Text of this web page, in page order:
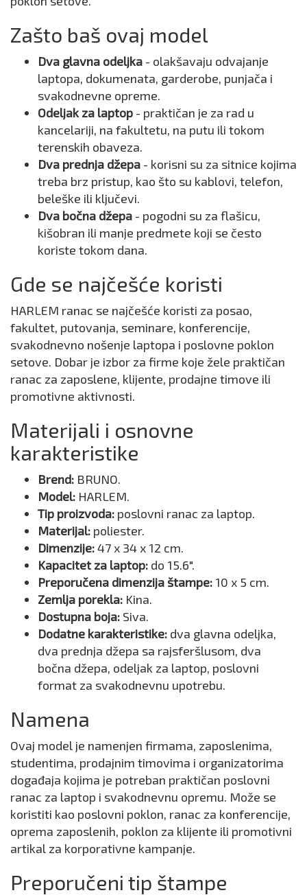
Zašto baš ovaj model
Dva glavna odeljka - olakšavaju odvajanje
laptopa, dokumenata, garderobe, punjača i
svakodnevne opreme.
Odeljak za laptop - praktičan je za rad u
kancelariji, na fakultetu, na putu ili tokom
terenskih obaveza.
Dva prednja džepa - korisni su za sitnice kojima
treba brz pristup, kao što su kablovi, telefon,
beleške ili ključevi.
Dva bočna džepa - pogodni su za flašicu,
kišobran ili manje predmete koji se često
koriste tokom dana.
Gde se najčešće koristi
HARLEM ranac se najčešće koristi za posao,
fakultet, putovanja, seminare, konferencije,
svakodnevno nošenje laptopa i poslovne poklon
setove. Dobar je izbor za firme koje žele praktičan
ranac za zaposlene, klijente, prodajne timove ili
promotivne aktivnosti.
Materijali i osnovne
karakteristike
Brend: BRUNO.
Model: HARLEM.
Tip proizvoda: poslovni ranac za laptop.
Materijal: poliester.
Dimenzije:47 x 34 x 12 cm.
Kapacitet za laptop: do 15.6".
Preporučena dimenzija štampe: 10 x 5 cm.
Zemlja porekla: Kina.
Dostupna boja: Siva.
Dodatne karakteristike: dva glavna odeljka,
dva prednja džepa sa rajsferšlusom, dva
bočna džepa, odeljak za laptop, poslovni
format za svakodnevnu upotrebu.
Namena
Ovaj model je namenjen firmama, zaposlenima,
studentima, prodajnim timovima i organizatorima
događaja kojima je potreban praktičan poslovni
ranac za laptop i svakodnevnu opremu. Može se
koristiti kao poslovni poklon, ranac za konferencije,
oprema zaposlenih, poklon za klijente ili promotivni
artikal za korporativne kampanje.
Preporučeni tip štampe